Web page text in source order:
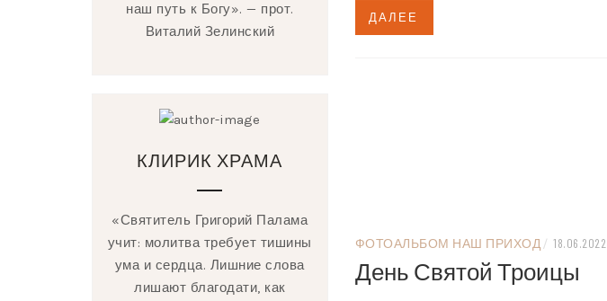
ДАЛЕЕ
ФОТОАЛЬБОМ НАШ ПРИХОД / 18.06.2022
День Святой Троицы
наш путь к Богу». — прот.
Виталий Зелинский
КЛИРИК ХРАМА
«Святитель Григорий Палама
учит: молитва требует тишины
ума и сердца. Лишние слова
лишают благодати, как